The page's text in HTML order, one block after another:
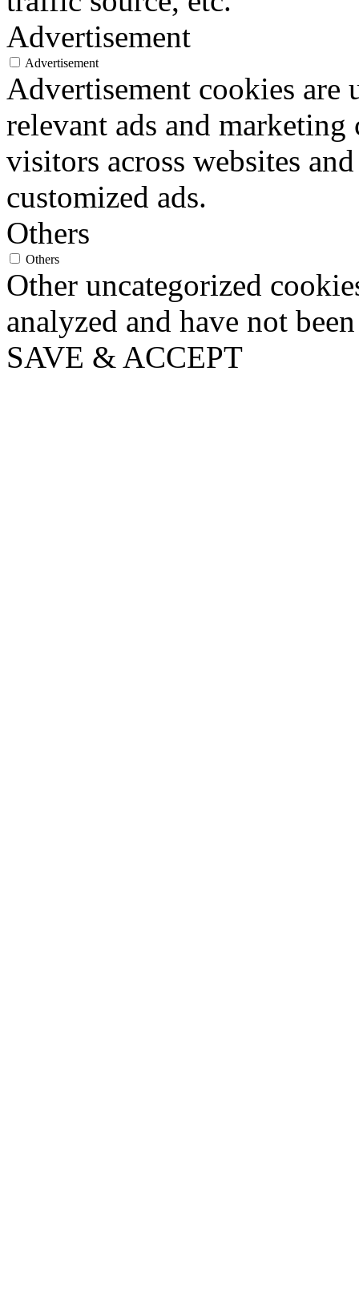
Advertisement
Advertisement
Advertisement cookies
relevant ads and marketing
visitors across websites
customized ads.
Others
Others
Other uncategorized
analyzed and have not
SAVE & ACCEPT